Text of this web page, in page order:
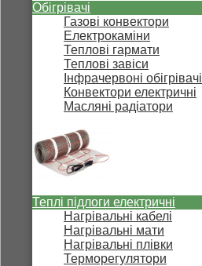
Обігрівачі
Газові конвектори
Електрокаміни
Теплові гармати
Теплові завіси
Інфрачервоні обігрівачі
Конвектори електричні
Масляні радіатори
Теплі підлоги електричні
Нагрівальні кабелі
Нагрівальні мати
Нагрівальні плівки
Терморегулятори